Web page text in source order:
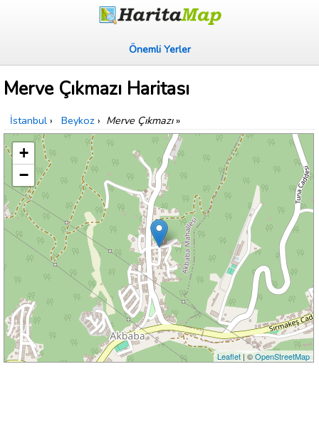
Önemli Yerler
Merve Çıkmazı Haritası
İstanbul › Beykoz › Merve Çıkmazı»
+
−
Leaflet| ©OpenStreetMap